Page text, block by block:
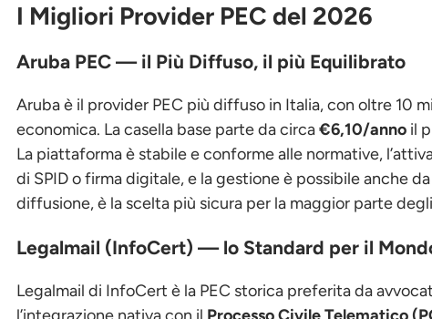
I Migliori Provider PEC del 2026
Aruba PEC — il Più Diffuso, il più Equilibrato
Aruba è il provider PEC più diffuso in Italia, con oltre 10
economica. La casella base parte da circa€6,10/anno il
La piattaforma è stabile e conforme alle normative,
di SPID o firma digitale, e la gestione è possibile anche
diffusione, è la scelta più sicura per la maggior parte
Legalmail (InfoCert) — lo Standard per il
Legalmail di InfoCert è la PEC storica preferita da